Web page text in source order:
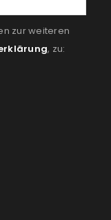
zur weiteren
, zu: